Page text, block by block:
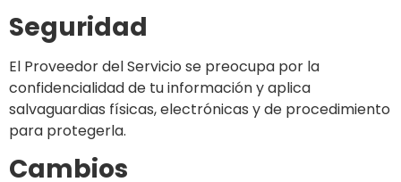
Seguridad
El Proveedor del Servicio se preocupa por la
confidencialidad de tu información y aplica
salvaguardias físicas, electrónicas y de procedimiento
para protegerla.
Cambios